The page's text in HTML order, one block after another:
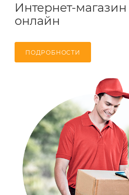
Интернет-
онлайн
ПОДРОБНОСТИ